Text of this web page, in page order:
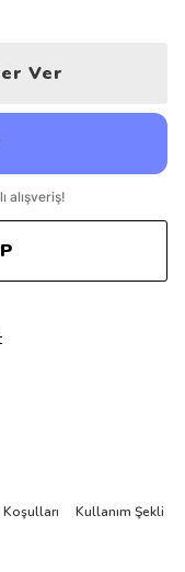
Ver
Kullanım Şekli